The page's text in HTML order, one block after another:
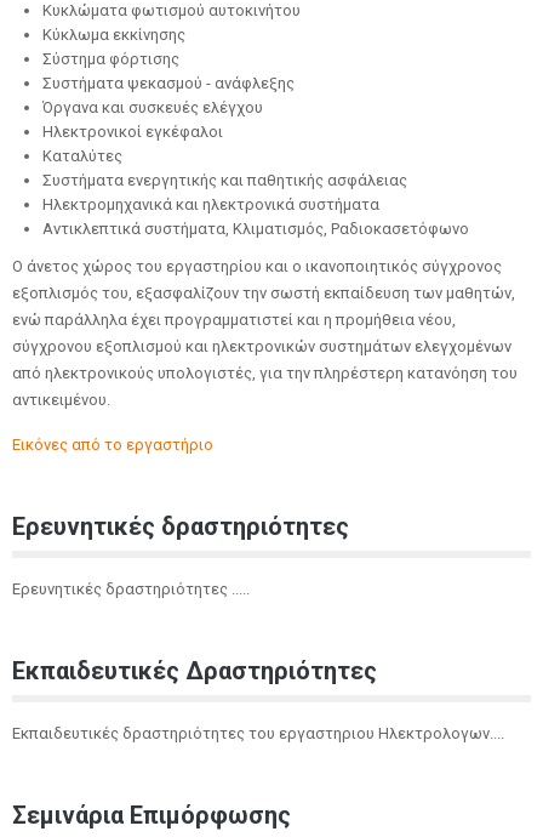
Κυκλώματα φωτισμού αυτοκινήτου
Κύκλωμα εκκίνησης
Σύστημα φόρτισης
Συστήματα ψεκασμού - ανάφλεξης
Όργανα και συσκευές ελέγχου
Ηλεκτρονικοί εγκέφαλοι
Καταλύτες
Συστήματα ενεργητικής και παθητικής ασφάλειας
Ηλεκτρομηχανικά και ηλεκτρονικά συστήματα
Αντικλεπτικά συστήματα, Κλιματισμός, Ραδιοκασετόφωνο
Ο άνετος χώρος του εργαστηρίου και ο ικανοποιητικός σύγχρονος
εξοπλισμός του, εξασφαλίζουν την σωστή εκπαίδευση των μαθητών,
ενώ παράλληλα έχει προγραμματιστεί και η προμήθεια νέου,
σύγχρονου εξοπλισμού και ηλεκτρονικών συστημάτων ελεγχομένων
από ηλεκτρονικούς υπολογιστές, για την πληρέστερη κατανόηση του
αντικειμένου.
Εικόνες από το εργαστήριο
Ερευνητικές δραστηριότητες
Ερευνητικές δραστηριότητες .....
Εκπαιδευτικές Δραστηριότητες
Εκπαιδευτικές δραστηριότητες του εργαστηριου Ηλεκτρολογων....
Σεμινάρια Επιμόρφωσης